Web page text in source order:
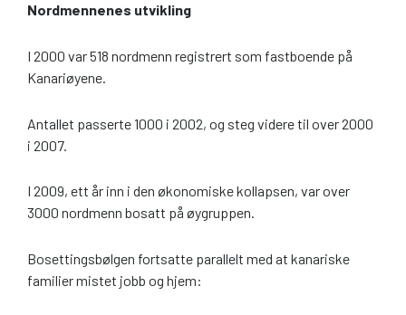
Nordmennenes utvikling
I 2000 var 518 nordmenn registrert som fastboende på
Kanariøyene.
Antallet passerte 1000 i 2002, og steg videre til over 2000
i 2007.
I 2009, ett år inn i den økonomiske kollapsen, var over
3000 nordmenn bosatt på øygruppen.
Bosettingsbølgen fortsatte parallelt med at kanariske
familier mistet jobb og hjem: